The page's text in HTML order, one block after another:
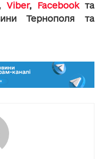
Viber, Facebookта
Тернополя та